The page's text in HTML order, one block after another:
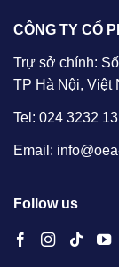
CÔNG TY CỔ
Trự sở chính:
TP Hà Nội, Việt
Tel: 024 3232
Email:
Follow us